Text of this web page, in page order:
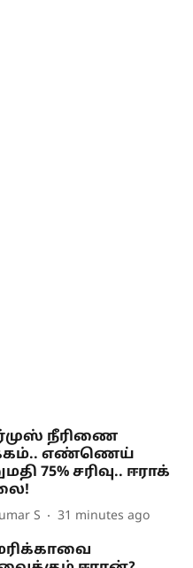
நீரிணை
எண்ணெய்
75% சரிவு.. ஈராக்
S 31 minutes ago